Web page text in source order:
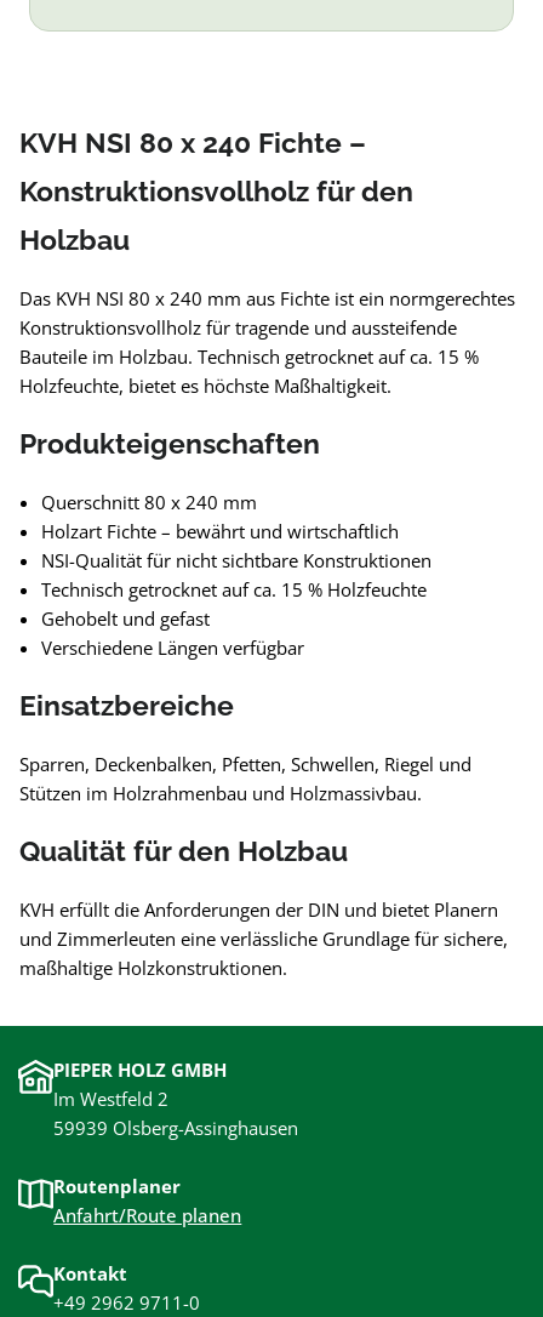
KVH NSI 80 x 240 Fichte –
Konstruktionsvollholz für den
Holzbau
Das KVH NSI 80 x 240 mm aus Fichte ist ein normgerechtes
Konstruktionsvollholz für tragende und aussteifende
Bauteile im Holzbau. Technisch getrocknet auf ca. 15 %
Holzfeuchte, bietet es höchste Maßhaltigkeit.
Produkteigenschaften
Querschnitt 80 x 240 mm
Holzart Fichte – bewährt und wirtschaftlich
NSI-Qualität für nicht sichtbare Konstruktionen
Technisch getrocknet auf ca. 15 % Holzfeuchte
Gehobelt und gefast
Verschiedene Längen verfügbar
Einsatzbereiche
Sparren, Deckenbalken, Pfetten, Schwellen, Riegel und
Stützen im Holzrahmenbau und Holzmassivbau.
Qualität für den Holzbau
KVH erfüllt die Anforderungen der DIN und bietet Planern
und Zimmerleuten eine verlässliche Grundlage für sichere,
maßhaltige Holzkonstruktionen.
PIEPER HOLZ GMBH
Im Westfeld 2
59939 Olsberg-Assinghausen
Routenplaner
Anfahrt/Route planen
Kontakt
+49 2962 9711-0